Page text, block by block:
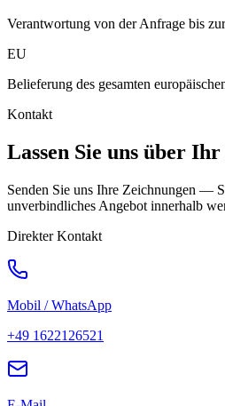
Verantwortung von der Anfrage bis
EU
Belieferung des gesamten
Kontakt
Lassen Sie uns über Ihr
Senden Sie uns Ihre Zeichnungen —
unverbindliches Angebot innerhalb
Direkter Kontakt
Mobil / WhatsApp
+49 1622126521